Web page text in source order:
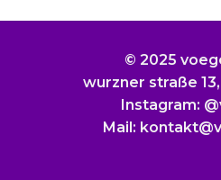
© 2025
wurzner straße
Instagram:
Mail: